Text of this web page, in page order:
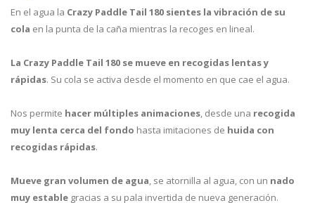
En el agua la Crazy Paddle Tail 180 sientes la vibración de su
cola en la punta de la caña mientras la recoges en lineal.
La Crazy Paddle Tail 180 se mueve en recogidas lentas y
rápidas. Su cola se activa desde el momento en que cae el agua.
Nos permite hacer múltiples animaciones , desde una recogida
muy lenta cerca del fondo hasta imitaciones de huida con
recogidas rápidas.
Mueve gran volumen de agua , se atornilla al agua, con un nado
muy estable gracias a su pala invertida de nueva generación.